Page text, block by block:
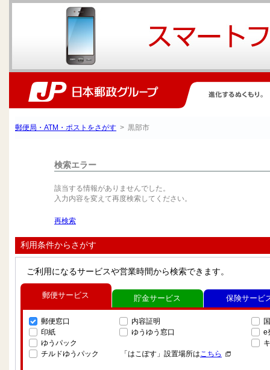
郵便局・ATM・ポストをさがす > 黒部市
検索エラー
該当する情報がありませんでした。
入力内容を変えて再度検索してください。
再検索
利用条件からさがす
ご利用になるサービスや営業時間から検索できます。
郵便サービス
郵便窓口
印紙
ゆうパック
チルドゆうパック
内容証明
ゆうゆう窓口
「はこぽす」設置場所はこちら
e
貯金サービス 保険サービ